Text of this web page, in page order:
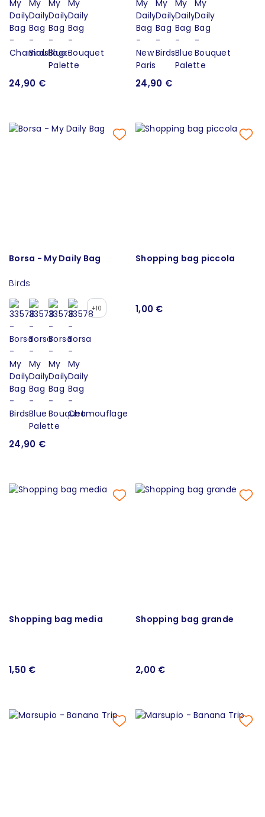
24,90 € 24,90 €
Borsa - My Daily Bag
Birds
+10
24,90 €
Shopping bag piccola
1,00 €
Shopping bag media
1,50 €
Shopping bag grande
2,00 €